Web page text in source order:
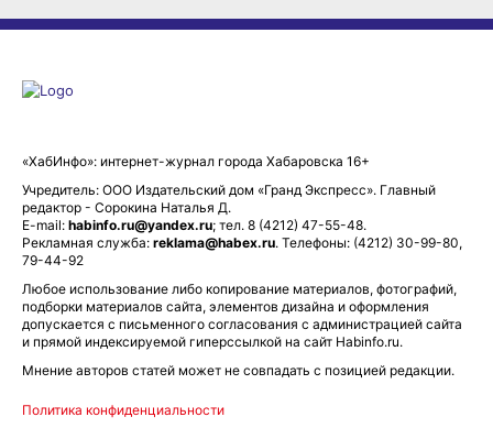
«ХабИнфо»: интернет-журнал города Хабаровска 16+
Учредитель: ООО Издательский дом «Гранд Экспресс». Главный
редактор - Сорокина Наталья Д.
E-mail: habinfo.ru@yandex.ru; тел. 8 (4212) 47-55-48.
Рекламная служба: reklama@habex.ru. Телефоны: (4212) 30-99-80,
79-44-92
Любое использование либо копирование материалов, фотографий,
подборки материалов сайта, элементов дизайна и оформления
допускается с письменного согласования с администрацией сайта
и прямой индексируемой гиперссылкой на сайт Habinfo.ru.
Мнение авторов статей может не совпадать с позицией редакции.
Политика конфиденциальности